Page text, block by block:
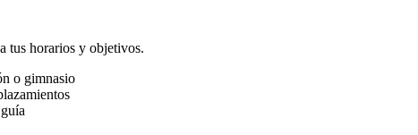
tus horarios y objetivos.
o gimnasio